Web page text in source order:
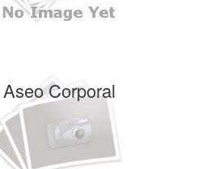
Aseo Corporal